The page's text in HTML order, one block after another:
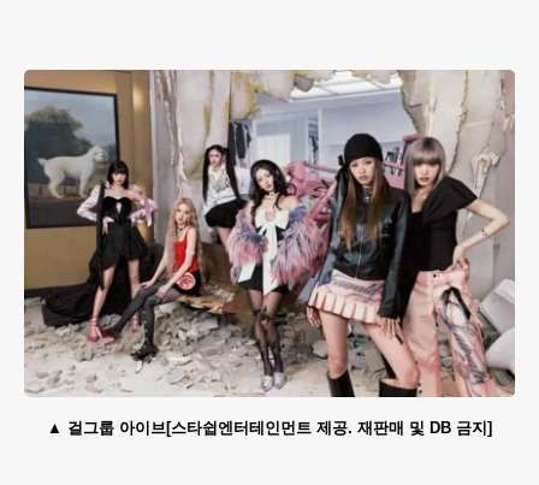
걸그룹 아이브[스타쉽엔터테인먼트 제공. 재판매 및 DB 금지]